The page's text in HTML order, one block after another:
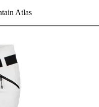
Atlas